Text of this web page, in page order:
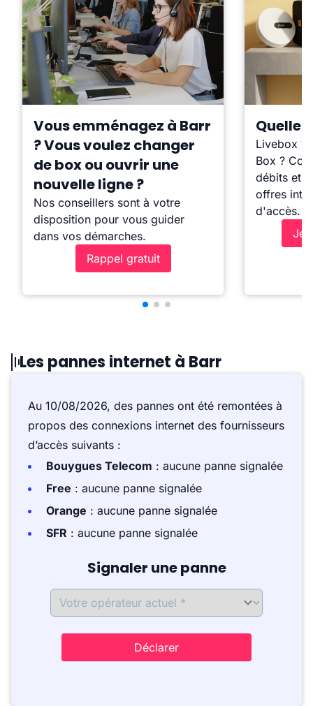
Vous emménagez à Barr
? Vous voulez changer
de box ou ouvrir une
nouvelle ligne ?
Nos conseillers sont à votre
disposition pour vous guider
dans vos démarches.
Rappel gratuit
Quelle
Livebox ?
Box ?
débits et
offres
d'accès.
Je
Les pannes internet à Barr
Au 10/08/2026, des pannes ont été remontées à
propos des connexions internet des fournisseurs
d’accès suivants :
Bouygues Telecom : aucune panne signalée
Free : aucune panne signalée
Orange : aucune panne signalée
SFR : aucune panne signalée
Signaler une panne
Déclarer